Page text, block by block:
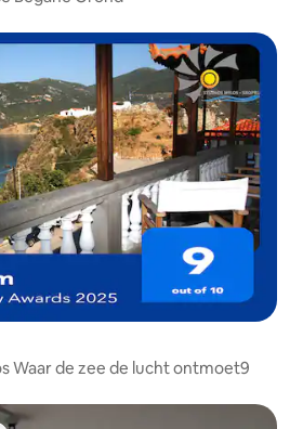
Waar de zee de lucht ontmoet9